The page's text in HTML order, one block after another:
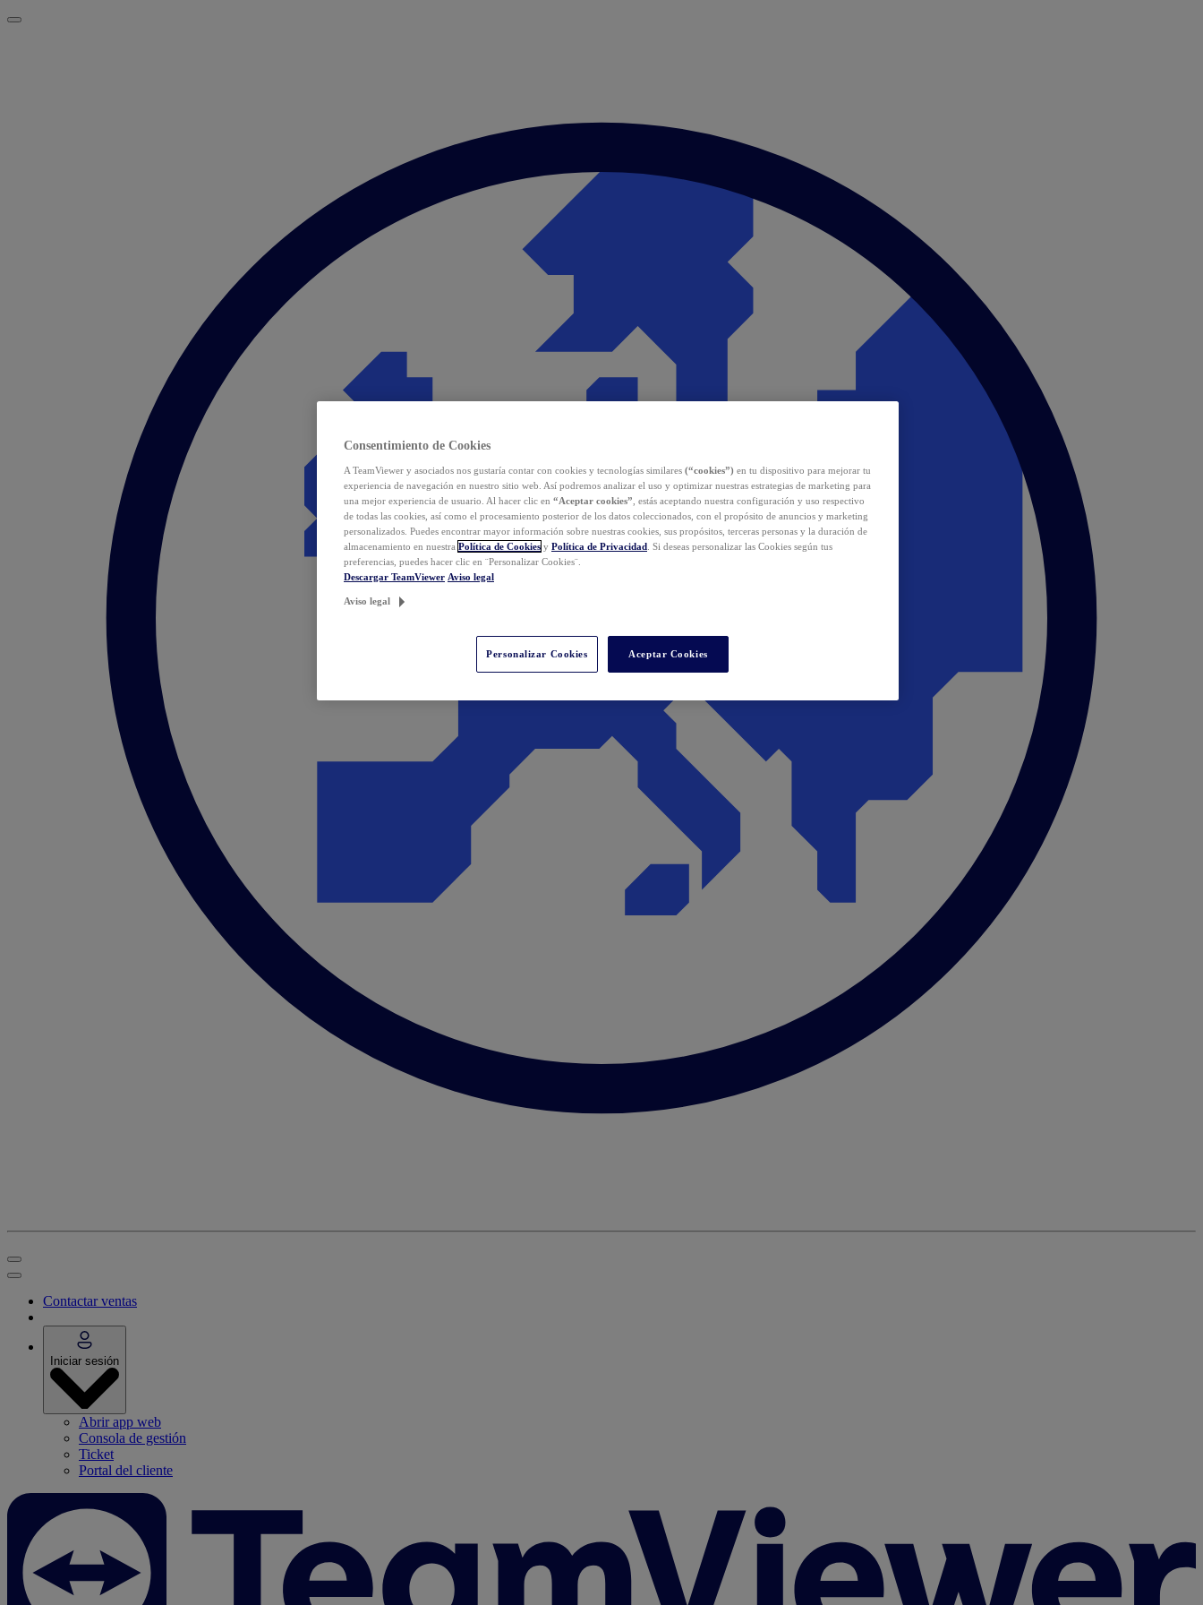
Contactar ventas
Iniciar sesión
Abrir app web
Consola de gestión
Ticket
Portal del cliente
Consentimiento de Cookies
A TeamViewer y asociados nos gustaría contar con cookies y tecnologías similares (“cookies”) en tu dispositivo para mejorar tu
experiencia de navegación en nuestro sitio web. Así podremos analizar el uso y optimizar nuestras estrategias de marketing para
una mejor experiencia de usuario. Al hacer clic en “Aceptar cookies” , estás aceptando nuestra configuración y uso respectivo
de todas las cookies, así como el procesamiento posterior de los datos coleccionados, con el propósito de anuncios y marketing
personalizados. Puedes encontrar mayor información sobre nuestras cookies, sus propósitos, terceras personas y la duración de
almacenamiento en nuestra Política de Cookies y Política de Privacidad . Si deseas personalizar las Cookies según tus
preferencias, puedes hacer clic en ¨Personalizar Cookies¨.
Descargar TeamViewer Aviso legal
Aviso legal
Personalizar Cookies Aceptar Cookies